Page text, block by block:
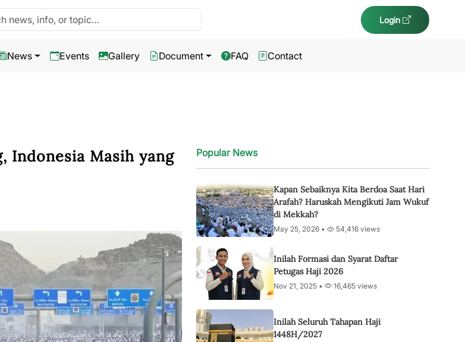
Login
News Events Gallery Document FAQ Contact
Indonesia Masih yang
Popular News
Kapan Sebaiknya Kita Berdoa Saat Hari
Arafah? Haruskah Mengikuti Jam Wukuf
di Mekkah?
May 25, 2026 • 54,416 views
Inilah Formasi dan Syarat Daftar
Petugas Haji 2026
Nov 21, 2025 • 16,465 views
Inilah Seluruh Tahapan Haji
1448H/2027